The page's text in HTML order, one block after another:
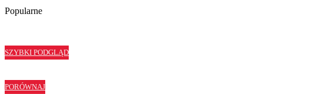
Popularne
SZYBKI PODGLĄD
PORÓWNAJ